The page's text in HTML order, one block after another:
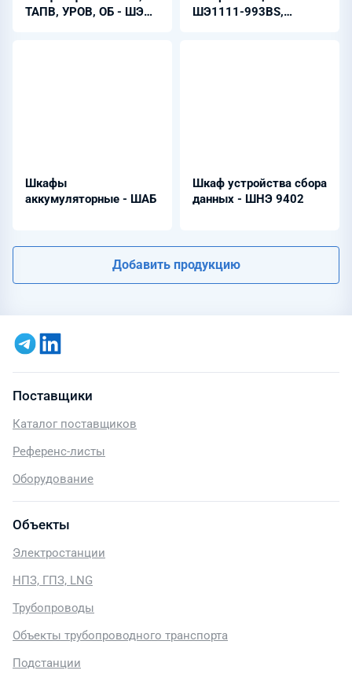
ТАПВ, УРОВ, ОБ - ШЭЭ
ШЭ1111-993ВS,
Шкафы
аккумуляторные - ШАБ
Шкаф устройства сбора
данных - ШНЭ 9402
Добавить продукцию
Поставщики
Каталог поставщиков
Референс-листы
Оборудование
Объекты
Электростанции
НПЗ, ГПЗ, LNG
Трубопроводы
Объекты трубопроводного транспорта
Подстанции